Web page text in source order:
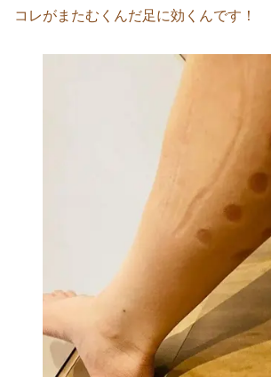
コレがまたむくんだ足に効くんです！